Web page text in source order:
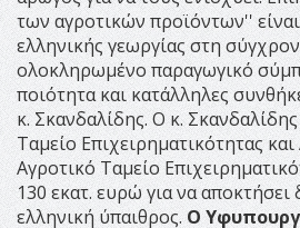
των αγροτικών προϊόντων''
ελληνικής γεωργίας στη
ολοκληρωμένο παραγωγικό
ποιότητα και κατάλληλες
κ. Σκανδαλίδης. Ο κ.
Ταμείο Επιχειρηματικότητας
Αγροτικό Ταμείο
130 εκατ. ευρώ για να
ελληνική ύπαιθρος. Ο